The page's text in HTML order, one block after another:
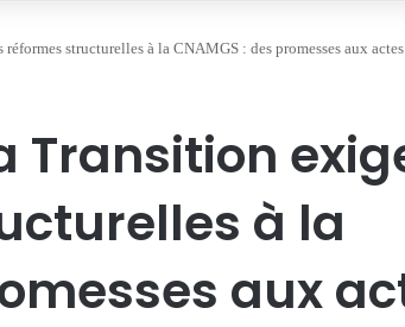
structurelles à la CNAMGS : des promesses aux
Transition
à la
aux